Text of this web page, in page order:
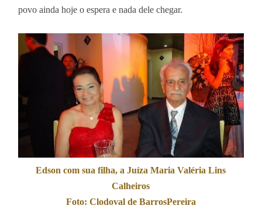
povo ainda hoje o espera e nada dele chegar.
Edson com sua filha, a Juíza Maria Valéria Lins
Calheiros
Foto: Clodoval de BarrosPereira